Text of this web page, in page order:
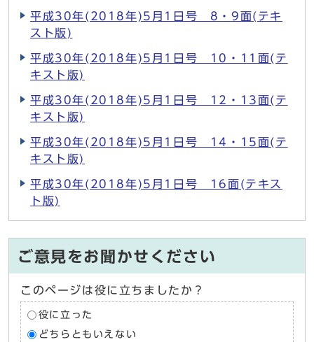
平成30年(2018年)5月1日号 8・9面(テキ
スト版)
平成30年(2018年)5月1日号 10・11面(テ
キスト版)
平成30年(2018年)5月1日号 12・13面(テ
キスト版)
平成30年(2018年)5月1日号 14・15面(テ
キスト版)
平成30年(2018年)5月1日号 16面(テキス
ト版)
ご意見をお聞かせください
このページは役に立ちましたか？
役に立った
どちらともいえない